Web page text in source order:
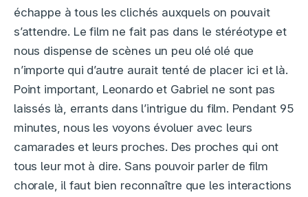
échappe à tous les clichés auxquels on pouvait
s’attendre. Le film ne fait pas dans le stéréotype et
nous dispense de scènes un peu olé olé que
n’importe qui d’autre aurait tenté de placer ici et là.
Point important, Leonardo et Gabriel ne sont pas
laissés là, errants dans l’intrigue du film. Pendant 95
minutes, nous les voyons évoluer avec leurs
camarades et leurs proches. Des proches qui ont
tous leur mot à dire. Sans pouvoir parler de film
chorale, il faut bien reconnaître que les interactions